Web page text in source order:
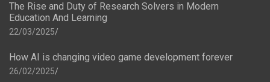
The Rise and Duty of Research Solvers in Modern
Education And Learning
22/03/2025
How AI is changing video game development forever
26/02/2025